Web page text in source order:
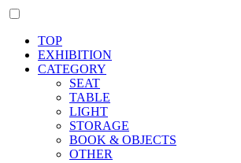
TOP
EXHIBITION
CATEGORY
SEAT
TABLE
LIGHT
STORAGE
BOOK & OBJECTS
OTHER